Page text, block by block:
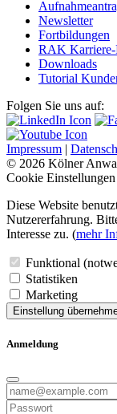
Newsletter
Fortbildungen
RAK Karriere-
Downloads
Tutorial
Folgen Sie uns auf:
Impressum |
© 2026 Kölner
Cookie Einstellungen
Diese Website
Nutzererfahrung.
Interesse zu. (mehr
Funktional
Statistiken
Marketing
Einstellung
Anmeldung